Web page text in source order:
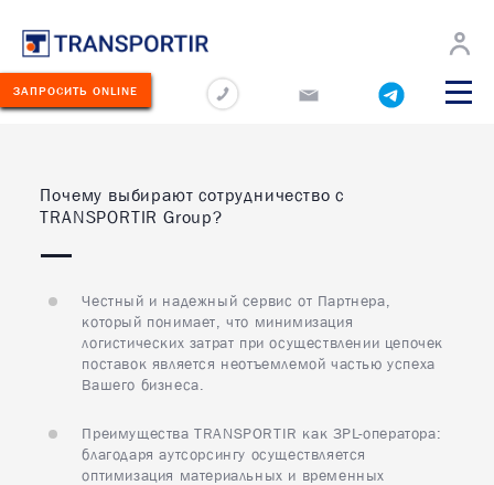
О
НовостиПеревозчикам
ЗАПРОСИТЬ ONLINE
История
Отзывы
Корпоративная ответственность
ПЕРЕВОЗЧИКАМ
Почему выбирают сотрудничество с
TRANSPORTIR Group?
Честный и надежный сервис от Партнера,
который понимает, что минимизация
логистических затрат при осуществлении цепочек
поставок является неотъемлемой частью успеха
Вашего бизнеса.
Преимущества TRANSPORTIR как 3PL-оператора:
благодаря аутсорсингу осуществляется
оптимизация материальных и временных